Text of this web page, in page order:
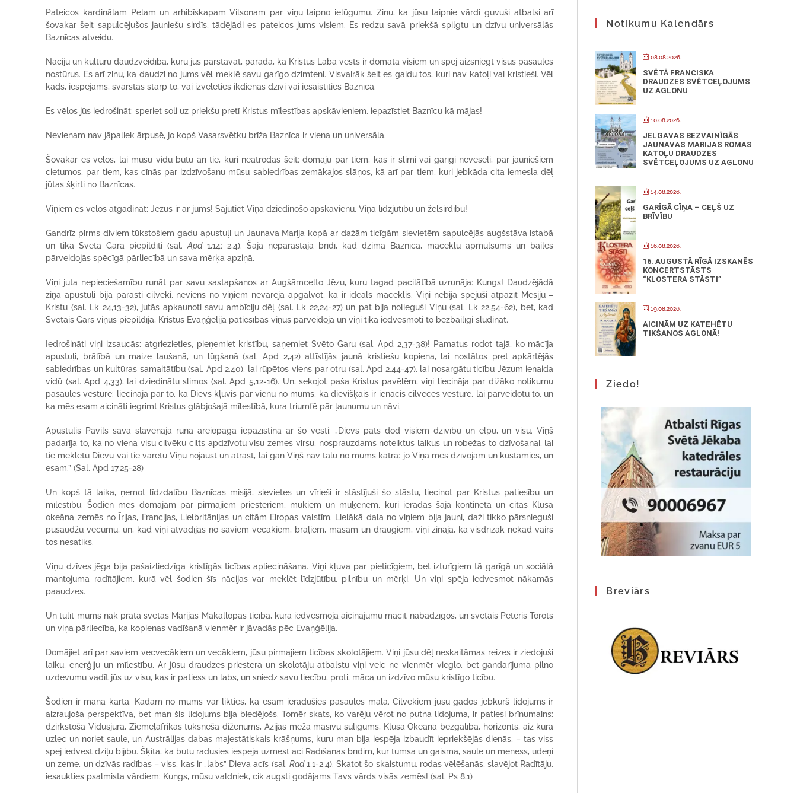
Pateicos kardinālam Pelam un arhibīskapam Vilsonam par viņu laipno ielūgumu. Zinu, ka jūsu laipnie vārdi guvuši atbalsi arī
šovakar šeit sapulcējušos jauniešu sirdīs, tādējādi es pateicos jums visiem. Es redzu savā priekšā spilgtu un dzīvu universālās
Baznīcas atveidu.
Nāciju un kultūru daudzveidība, kuru jūs pārstāvat, parāda, ka Kristus Labā vēsts ir domāta visiem un spēj aizsniegt visus pasaules
nostūrus. Es arī zinu, ka daudzi no jums vēl meklē savu garīgo dzimteni. Visvairāk šeit es gaidu tos, kuri nav katoļi vai kristieši. Vēl
kāds, iespējams, svārstās starp to, vai izvēlēties ikdienas dzīvi vai iesaistīties Baznīcā.
Es vēlos jūs iedrošināt: speriet soli uz priekšu pretī Kristus mīlestības apskāvieniem, iepazīstiet Baznīcu kā mājas!
Nevienam nav jāpaliek ārpusē, jo kopš Vasarsvētku brīža Baznīca ir viena un universāla.
Šovakar es vēlos, lai mūsu vidū būtu arī tie, kuri neatrodas šeit: domāju par tiem, kas ir slimi vai garīgi neveseli, par jauniešiem
cietumos, par tiem, kas cīnās par izdzīvošanu mūsu sabiedrības zemākajos slāņos, kā arī par tiem, kuri jebkāda cita iemesla dēļ
jūtas šķirti no Baznīcas.
Viņiem es vēlos atgādināt: Jēzus ir ar jums! Sajūtiet Viņa dziedinošo apskāvienu, Viņa līdzjūtību un žēlsirdību!
Gandrīz pirms diviem tūkstošiem gadu apustuļi un Jaunava Marija kopā ar dažām ticīgām sievietēm sapulcējās augšstāva istabā
un tika Svētā Gara piepildīti (sal.Apd1,14; 2,4). Šajā neparastajā brīdī, kad dzima Baznīca, mācekļu apmulsums un bailes
pārveidojās spēcīgā pārliecībā un sava mērķa apziņā.
Viņi juta nepieciešamību runāt par savu sastapšanos ar Augšāmcelto Jēzu, kuru tagad pacilātībā uzrunāja: Kungs! Daudzējādā
ziņā apustuļi bija parasti cilvēki, neviens no viņiem nevarēja apgalvot, ka ir ideāls māceklis. Viņi nebija spējuši atpazīt Mesiju –
Kristu (sal. Lk 24,13-32), jutās apkaunoti savu ambīciju dēļ (sal. Lk 22,24-27) un pat bija nolieguši Viņu (sal. Lk 22,54-62), bet, kad
Svētais Gars viņus piepildīja, Kristus Evaņģēlija patiesības viņus pārveidoja un viņi tika iedvesmoti to bezbailīgi sludināt.
Iedrošināti viņi izsaucās: atgriezieties, pieņemiet kristību, saņemiet Svēto Garu (sal. Apd 2,37-38)! Pamatus rodot tajā, ko mācīja
apustuļi, brālībā un maize laušanā, un lūgšanā (sal. Apd 2,42) attīstījās jaunā kristiešu kopiena, lai nostātos pret apkārtējās
sabiedrības un kultūras samaitātību (sal. Apd 2,40), lai rūpētos viens par otru (sal. Apd 2,44-47), lai nosargātu ticību Jēzum ienaida
vidū (sal. Apd 4,33), lai dziedinātu slimos (sal. Apd 5,12-16). Un, sekojot paša Kristus pavēlēm, viņi liecināja par dižāko notikumu
pasaules vēsturē: liecināja par to, ka Dievs kļuvis par vienu no mums, ka dievišķais ir ienācis cilvēces vēsturē, lai pārveidotu to, un
ka mēs esam aicināti iegrimt Kristus glābjošajā mīlestībā, kura triumfē pār ļaunumu un nāvi.
Apustulis Pāvils savā slavenajā runā areiopagā iepazīstina ar šo vēsti: „Dievs pats dod visiem dzīvību un elpu, un visu. Viņš
padarīja to, ka no viena visu cilvēku cilts apdzīvotu visu zemes virsu, nosprauzdams noteiktus laikus un robežas to dzīvošanai, lai
tie meklētu Dievu vai tie varētu Viņu nojaust un atrast, lai gan Viņš nav tālu no mums katra: jo Viņā mēs dzīvojam un kustamies, un
esam.” (Sal. Apd 17,25-28)
Un kopš tā laika, ņemot līdzdalību Baznīcas misijā, sievietes un vīrieši ir stāstījuši šo stāstu, liecinot par Kristus patiesību un
mīlestību. Šodien mēs domājam par pirmajiem priesteriem, mūkiem un mūķenēm, kuri ieradās šajā kontinetā un citās Klusā
okeāna zemēs no Īrijas, Francijas, Lielbritānijas un citām Eiropas valstīm. Lielākā daļa no viņiem bija jauni, daži tikko pārsnieguši
pusaudžu vecumu, un, kad viņi atvadījās no saviem vecākiem, brāļiem, māsām un draugiem, viņi zināja, ka visdrīzāk nekad vairs
tos nesatiks.
Viņu dzīves jēga bija pašaizliedzīga kristīgās ticības apliecināšana. Viņi kļuva par pieticīgiem, bet izturīgiem tā garīgā un sociālā
mantojuma radītājiem, kurā vēl šodien šīs nācijas var meklēt līdzjūtību, pilnību un mērķi. Un viņi spēja iedvesmot nākamās
paaudzes.
Un tūlīt mums nāk prātā svētās Marijas Makallopas ticība, kura iedvesmoja aicinājumu mācīt nabadzīgos, un svētais Pēteris Torots
un viņa pārliecība, ka kopienas vadīšanā vienmēr ir jāvadās pēc Evaņģēlija.
Domājiet arī par saviem vecvecākiem un vecākiem, jūsu pirmajiem ticības skolotājiem. Viņi jūsu dēļ neskaitāmas reizes ir ziedojuši
laiku, enerģiju un mīlestību. Ar jūsu draudzes priestera un skolotāju atbalstu viņi veic ne vienmēr vieglo, bet gandarījuma pilno
uzdevumu vadīt jūs uz visu, kas ir patiess un labs, un sniedz savu liecību, proti, māca un izdzīvo mūsu kristīgo ticību.
Šodien ir mana kārta. Kādam no mums var likties, ka esam ieradušies pasaules malā. Cilvēkiem jūsu gados jebkurš lidojums ir
aizraujoša perspektīva, bet man šis lidojums bija biedējošs. Tomēr skats, ko varēju vērot no putna lidojuma, ir patiesi brīnumains:
dzirkstošā Vidusjūra, Ziemeļāfrikas tuksneša diženums, Āzijas meža masīvu sulīgums, Klusā Okeāna bezgalība, horizonts, aiz kura
uzlec un noriet saule, un Austrālijas dabas majestātiskais krāšņums, kuru man bija iespēja izbaudīt iepriekšējās dienās, – tas viss
spēj iedvest dziļu bijību. Šķita, ka būtu radusies iespēja uzmest aci Radīšanas brīdim, kur tumsa un gaisma, saule un mēness, ūdeņi
un zeme, un dzīvās radības – viss, kas ir „labs” Dieva acīs (sal. Rad1,1-2,4). Skatot šo skaistumu, rodas vēlēšanās, slavējot Radītāju,
iesaukties psalmista vārdiem: Kungs, mūsu valdniek, cik augsti godājams Tavs vārds visās zemēs! (sal. Ps 8,1)
Notikumu Kalendārs
08.08.2026.
SVĒTĀ FRANCISKA
DRAUDZES SVĒTCEĻOJUMS
UZ AGLONU
10.08.2026.
JELGAVAS BEZVAINĪGĀS
JAUNAVAS MARIJAS ROMAS
KATOĻU DRAUDZES
SVĒTCEĻOJUMS UZ AGLONU
14.08.2026.
GARĪGĀ CĪŅA – CEĻŠ UZ
BRĪVĪBU
16.08.2026.
16. AUGUSTĀ RĪGĀ IZSKANĒS
KONCERTSTĀSTS
“KLOSTERA STĀSTI”
19.08.2026.
AICINĀM UZ KATEHĒTU
TIKŠANOS AGLONĀ!
Ziedo!
Breviārs